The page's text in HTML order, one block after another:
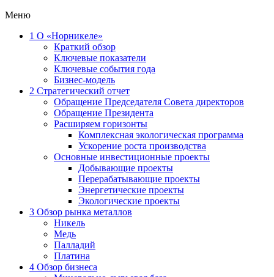
Меню
1 О «Норникеле»
Краткий обзор
Ключевые показатели
Ключевые события года
Бизнес-модель
2 Стратегический отчет
Обращение Председателя Совета директоров
Обращение Президента
Расширяем горизонты
Комплексная экологическая программа
Ускорение роста производства
Основные инвестиционные проекты
Добывающие проекты
Перерабатывающие проекты
Энергетические проекты
Экологические проекты
3 Обзор рынка металлов
Никель
Медь
Палладий
Платина
4 Обзор бизнеса